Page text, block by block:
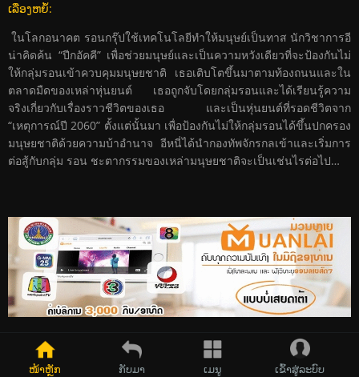
ເລື່ອງຫຍໍ້:
ในโลกอนาคต รอนกรุ๊ปใช้เทคโนโลยีทำให้มนุษย์เป็นทาส นักวิชาการอี
น่าคิดค้น “ปีกอัคคี” เพื่อช่วยมนุษย์และเป็นความหวังเดียวที่จะป้องกันไม่
ให้กลุ่มรอนเข้าควบคุมมนุษยชาติ เธอเติบโตขึ้นมาตามท้องถนนและใน
ตลาดมืดของเหล่าหุ่นยนต์ เธอถูกจับโดยกลุ่มรอนและได้เรียนรู้ความ
จริงเกี่ยวกับเรื่องราวชีวิตของเธอ และเป็นหุ่นยนต์ที่รอดชีวิตจาก
“เหตุการณ์ปี 2060” ตั้งแต่นั้นมา เพื่อป้องกันไม่ให้กลุ่มรอนได้ขึ้นปกครอง
มนุษยชาติด้วยความบ้าอำนาจ อีหนี่ได้นำกองทัพจักรกลเข้าและเริ่มการ
ต่อสู้กับกลุ่ม รอน ชะตากรรมของเหล่ามนุษยชาติจะเป็นเช่นไรต่อไป…
ຂໍ້ມູນໜັງ ສະແດງຄວາມຄິດເຫັນ
ໜ້າຫຼັກ ກັບມາ ເມນູ ເຂົ້າສູ່ລະບົບ